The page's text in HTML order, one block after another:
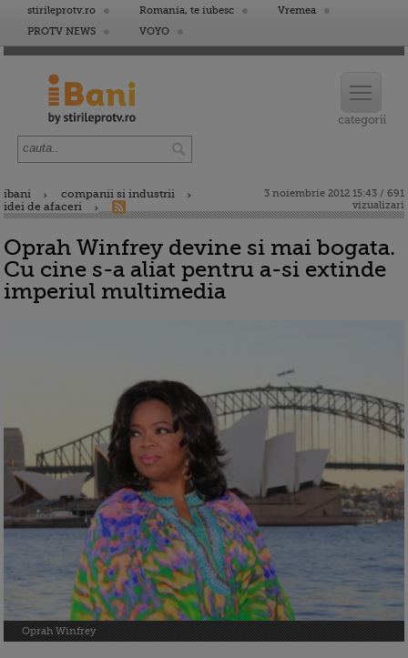
stirileprotv.ro Romania, te iubesc
Vremea
PROTV NEWS
VOYO
ibani
companii si industrii
idei de afaceri
3 noiembrie 2012 15:43 / 691
vizualizari
Oprah Winfrey devine si mai bogata.
Cu cine s-a aliat pentru a-si extinde
imperiul multimedia
Oprah Winfrey